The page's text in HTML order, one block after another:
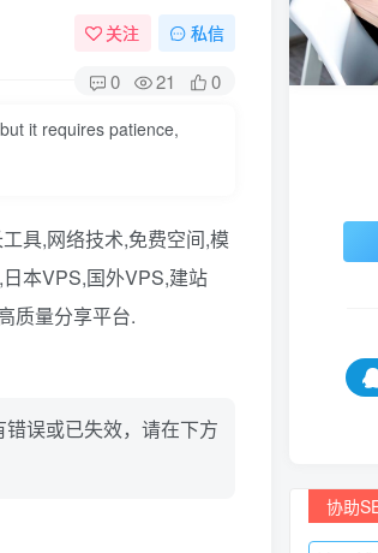
关注 私信
0 21 0
it requires patience,
具,网络技术,免费空间,模
本VPS,国外VPS,建站
质量分享平台.
误或已失效，请在下方
协助